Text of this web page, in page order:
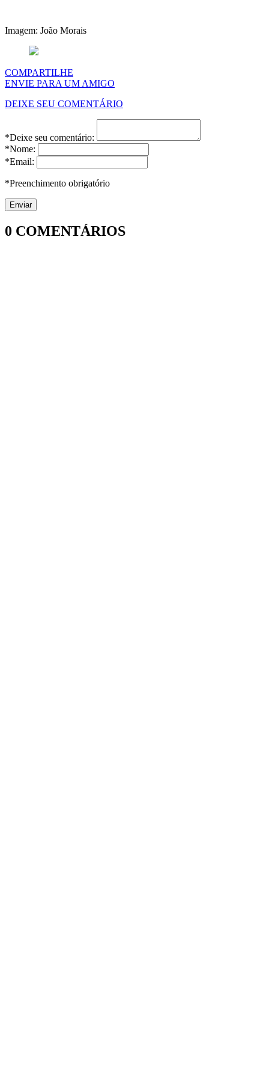
Imagem: João Morais
COMPARTILHE
ENVIE PARA UM AMIGO
DEIXE SEU COMENTÁRIO
*Deixe seu comentário:
*Nome:
*Email:
*Preenchimento obrigatório
0 COMENTÁRIOS